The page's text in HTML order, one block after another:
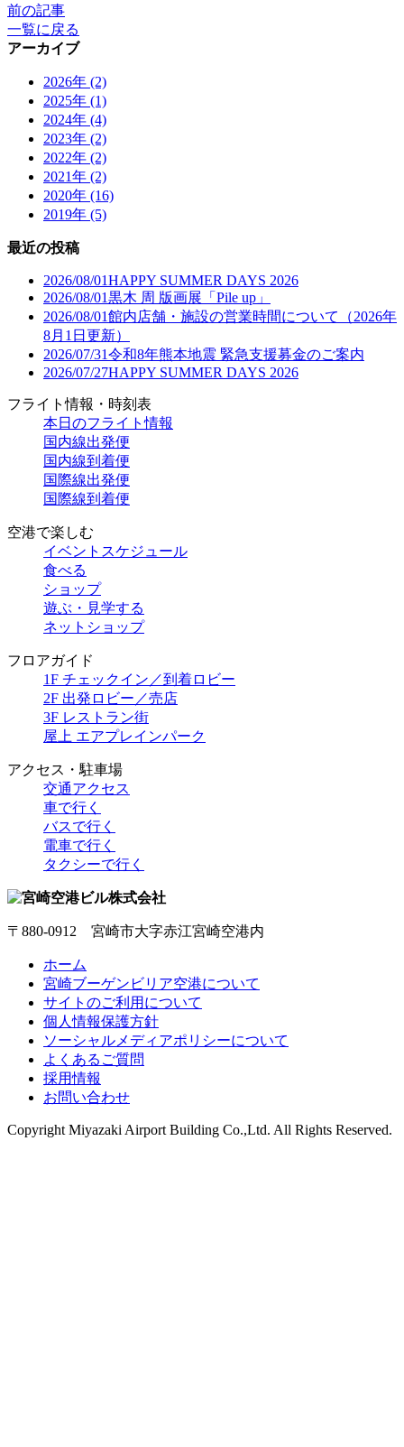
前の記事
一覧に戻る
アーカイブ
2026年 (2)
2025年 (1)
2024年 (4)
2023年 (2)
2022年 (2)
2021年 (2)
2020年 (16)
2019年 (5)
最近の投稿
2026/08/01HAPPY SUMMER DAYS 2026
2026/08/01黒木 周 版画展「Pile up」
2026/08/01館内店舗・施設の営業時間について（2026年
8月1日更新）
2026/07/31令和8年熊本地震 緊急支援募金のご案内
2026/07/27HAPPY SUMMER DAYS 2026
フライト情報・時刻表
本日のフライト情報
国内線出発便
国内線到着便
国際線出発便
国際線到着便
空港で楽しむ
イベントスケジュール
食べる
ショップ
遊ぶ・見学する
ネットショップ
フロアガイド
1F チェックイン／到着ロビー
2F 出発ロビー／売店
3F レストラン街
屋上 エアプレインパーク
アクセス・駐車場
交通アクセス
車で行く
バスで行く
電車で行く
タクシーで行く
〒880-0912 宮崎市大字赤江宮崎空港内
ホーム
宮崎ブーゲンビリア空港について
サイトのご利用について
個人情報保護方針
ソーシャルメディアポリシーについて
よくあるご質問
採用情報
お問い合わせ
Copyright Miyazaki Airport Building Co.,Ltd. All Rights Reserved.